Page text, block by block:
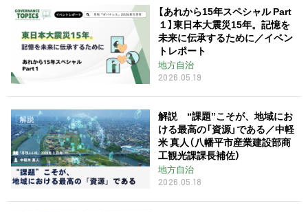
【あれから15年スペシャル Part
１】東日本大震災15年。記憶を
未来に伝承するために／イベン
トレポート
地方自治
2026.05.19
解説 “課題”こそが、地域にお
ける最高の「資源」である／中軽
米 真人（八幡平市産業建設部商
工観光課課長補佐）
地方自治
2026.05.18